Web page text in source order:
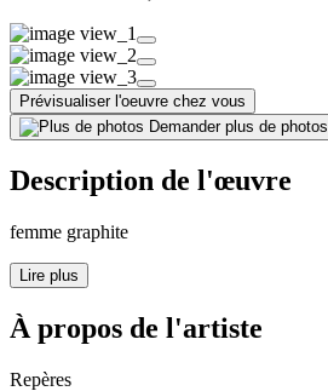
Prévisualiser l'oeuvre chez vous
Demander plus de photos
Description de l'œuvre
femme graphite
Lire plus
À propos de l'artiste
Repères